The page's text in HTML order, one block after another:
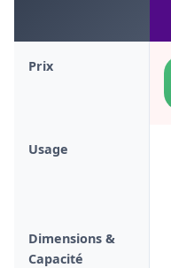
Prix
Usage
Dimensions &
Capacité